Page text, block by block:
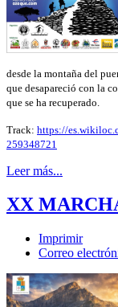
desde la montaña del
que desapareció con la
que se ha recuperado.
Track: https://
259348721
Leer más...
XX
Imprimir
Correo